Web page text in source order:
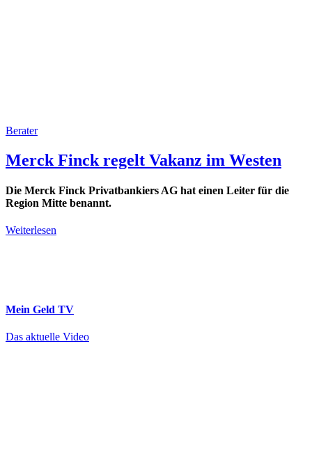
Berater
Merck Finck regelt Vakanz im Westen
Die Merck Finck Privatbankiers AG hat einen Leiter für die
Region Mitte benannt.
Weiterlesen
Mein Geld TV
Das aktuelle Video